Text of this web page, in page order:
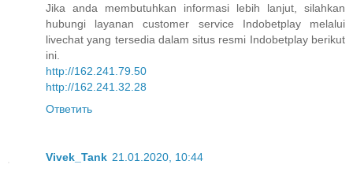
Jika anda membutuhkan informasi lebih lanjut, silahkan
hubungi layanan customer service Indobetplay melalui
livechat yang tersedia dalam situs resmi Indobetplay berikut
ini.
http://162.241.79.50
http://162.241.32.28
Ответить
Vivek_Tank 21.01.2020, 10:44